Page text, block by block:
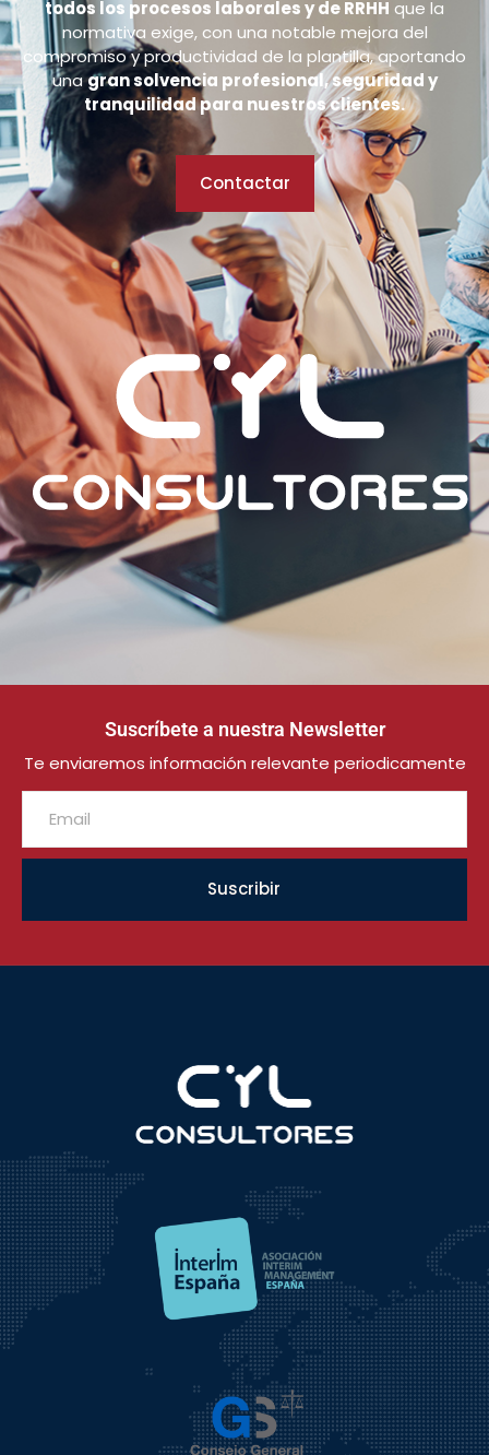
todos los procesos laborales y de RRHH que la
normativa exige, con una notable mejora del
compromiso y productividad de la plantilla, aportando
unagran solvencia profesional, seguridad y
tranquilidad para nuestros clientes.
Contactar
Suscríbete a nuestra Newsletter
Te enviaremos información relevante periodicamente
Suscribir